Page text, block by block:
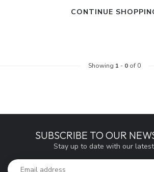
CONTINUE
Showing 1 - 0of 0
SUBSCRIBE TO OUR
Stay up to date with our